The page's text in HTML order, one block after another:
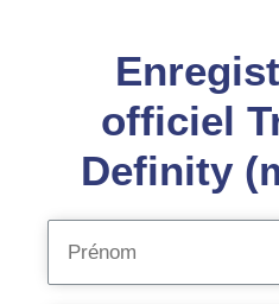
officiel
Definity